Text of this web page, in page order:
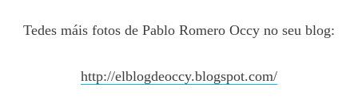
Tedes máis fotos de Pablo Romero Occy no seu blog:
http://elblogdeoccy.blogspot.com/